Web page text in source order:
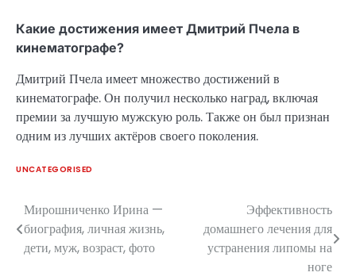
Какие достижения имеет Дмитрий Пчела в
кинематографе?
Дмитрий Пчела имеет множество достижений в
кинематографе. Он получил несколько наград, включая
премии за лучшую мужскую роль. Также он был признан
одним из лучших актёров своего поколения.
UNCATEGORISED
Навигация
по
Мирошниченко Ирина —
биография, личная жизнь,
дети, муж, возраст, фото
Эффективность
домашнего лечения для
устранения липомы на
ноге